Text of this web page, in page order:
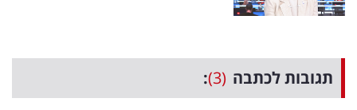
תגובות לכתבה (3)
: